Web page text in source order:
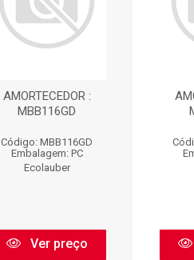
AMORTECEDOR :
MBB116GD
Código: MBB116GD
Embalagem: PC
Ecolauber
Ver preço